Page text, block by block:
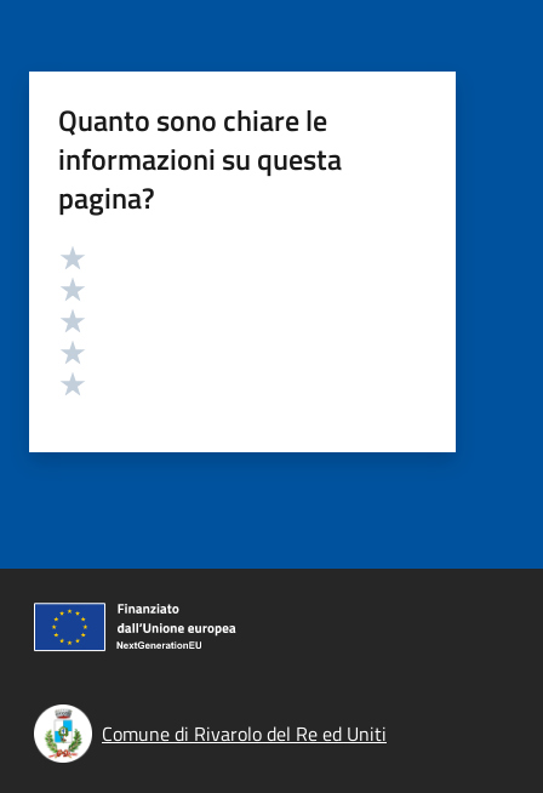
Quanto sono chiare le
informazioni su questa
pagina?
Valutazione
Comune di Rivarolo del Re ed Uniti